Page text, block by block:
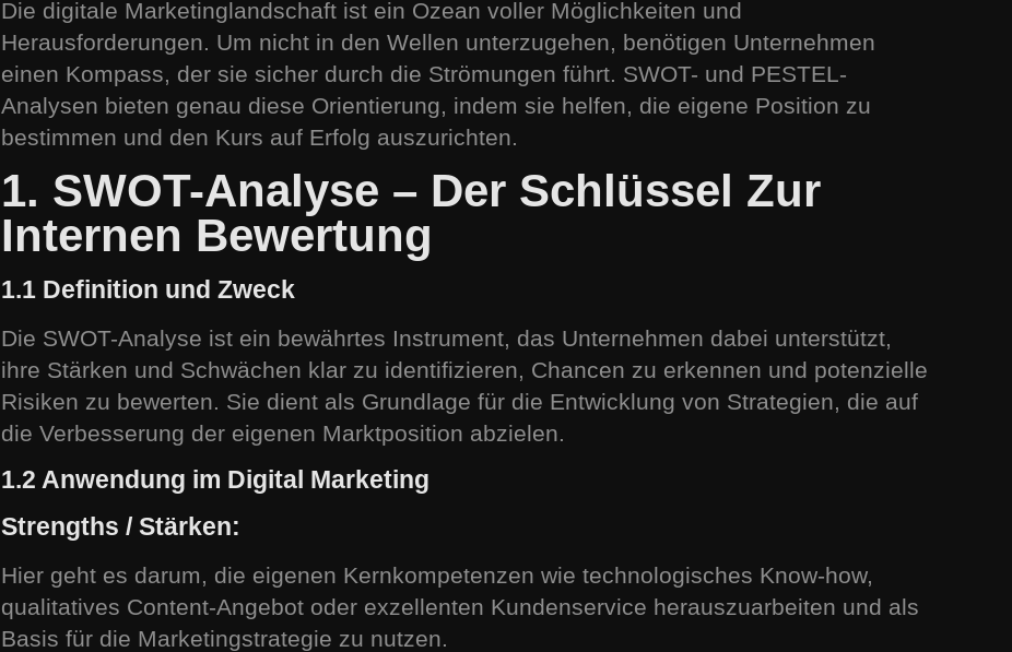
Die digitale Marketinglandschaft ist ein Ozean voller Möglichkeiten und
Herausforderungen. Um nicht in den Wellen unterzugehen, benötigen Unternehmen
einen Kompass, der sie sicher durch die Strömungen führt. SWOT- und PESTEL-
Analysen bieten genau diese Orientierung, indem sie helfen, die eigene Position zu
bestimmen und den Kurs auf Erfolg auszurichten.
1. SWOT-Analyse – Der Schlüssel Zur
Internen Bewertung
1.1 Definition und Zweck
Die SWOT-Analyse ist ein bewährtes Instrument, das Unternehmen dabei unterstützt,
ihre Stärken und Schwächen klar zu identifizieren, Chancen zu erkennen und potenzielle
Risiken zu bewerten. Sie dient als Grundlage für die Entwicklung von Strategien, die auf
die Verbesserung der eigenen Marktposition abzielen.
1.2 Anwendung im Digital Marketing
Strengths / Stärken:
Hier geht es darum, die eigenen Kernkompetenzen wie technologisches Know-how,
qualitatives Content-Angebot oder exzellenten Kundenservice herauszuarbeiten und als
Basis für die Marketingstrategie zu nutzen.